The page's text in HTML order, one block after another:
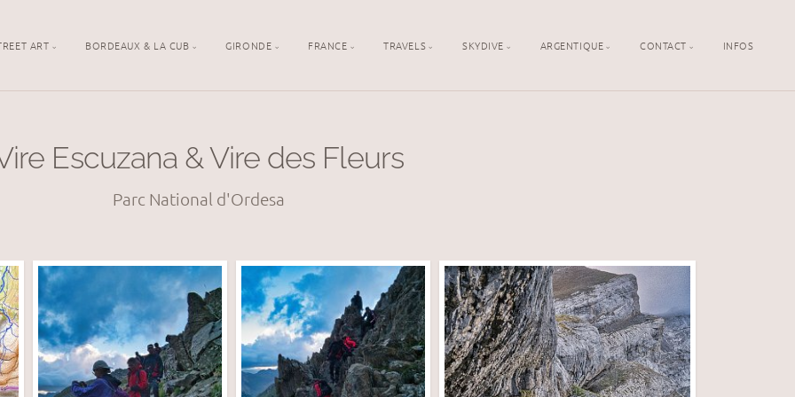
ART BORDEAUX & LA CUB GIRONDE FRANCE TRAVELS SKYDIVE ARGENTIQUE CONTACT INFOS
Escuzana & Vire des Fleurs
Parc National d'Ordesa